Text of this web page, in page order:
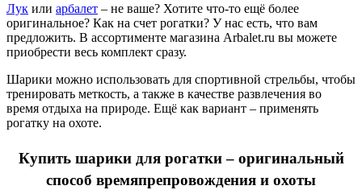
Лук или арбалет – не ваше? Хотите что-то ещё более
оригинальное? Как на счет рогатки? У нас есть, что вам
предложить. В ассортименте магазина Arbalet.ru вы можете
приобрести весь комплект сразу.
Шарики можно использовать для спортивной стрельбы, чтобы
тренировать меткость, а также в качестве развлечения во
время отдыха на природе. Ещё как вариант – применять
рогатку на охоте.
Купить шарики для рогатки – оригинальный
способ времяпрепровождения и охоты